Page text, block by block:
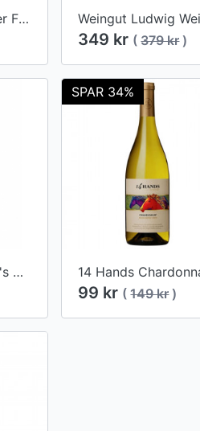
Weingut Alexander Freimuth Riesling 2018
349 kr (379 kr)
Coppola Director's Chardonnay 2018
SPAR 34%
99 kr (149 kr)